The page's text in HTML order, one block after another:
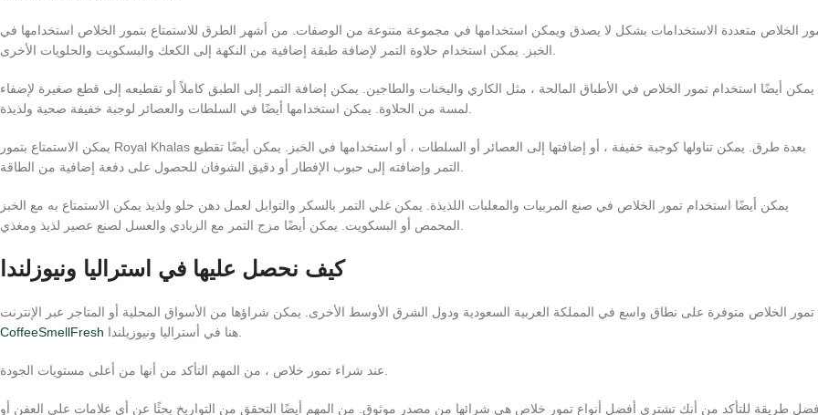
الخلاص متعددة الاستخدامات بشكل لا يصدق ويمكن استخدامها في مجموعة متنوعة من الوصفات. من أشهر الطرق للاستمتاع بتمور الخلاص استخدامها في
يمكن أيضًا استخدام تمور الخلاص في الأطباق المالحة ، مثل الكاري واليخنات والطاجين. يمكن إضافة التمر إلى الطبق كاملاً أو تقطيعه إلى قطع صغيرة لإضفاء
يمكن الاستمتاع بتمور Royal Khalas بعدة طرق. يمكن تناولها كوجبة خفيفة ، أو إضافتها إلى العصائر أو السلطات ، أو استخدامها في الخبز. يمكن أيضًا تقطيع
يمكن أيضًا استخدام تمور الخلاص في صنع المربيات والمعلبات اللذيذة. يمكن غلي التمر بالسكر والتوابل لعمل دهن حلو ولذيذ يمكن الاستمتاع به مع الخبز
كيف نحصل عليها في استراليا ونيوزلندا
تمور الخلاص متوفرة على نطاق واسع في المملكة العربية السعودية ودول الشرق الأوسط الأخرى. يمكن شراؤها من الأسواق المحلية أو المتاجر عبر الإنترنت
CoffeeSmellFresh
طريقة للتأكد من أنك تشتري أفضل أنواع تمور خلاص هي شرائها من مصدر موثوق. من المهم أيضًا التحقق من التواريخ بحثًا عن أي علامات على العفن أو